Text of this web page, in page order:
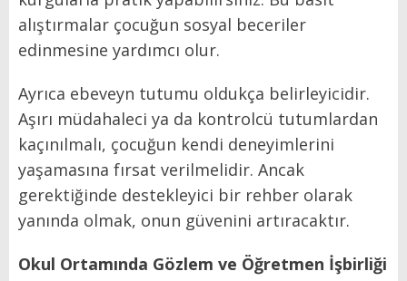
alıştırmalar çocuğun sosyal beceriler
edinmesine yardımcı olur.
Ayrıca ebeveyn tutumu oldukça belirleyicidir.
Aşırı müdahaleci ya da kontrolcü tutumlardan
kaçınılmalı, çocuğun kendi deneyimlerini
yaşamasına fırsat verilmelidir. Ancak
gerektiğinde destekleyici bir rehber olarak
yanında olmak, onun güvenini artıracaktır.
Okul Ortamında Gözlem ve Öğretmen İşbirliği